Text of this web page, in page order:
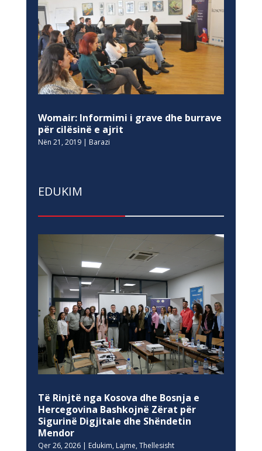
Womair: Informimi i grave dhe burrave
për cilësinë e ajrit
Nën 21, 2019| Barazi
EDUKIM
Të Rinjtë nga Kosova dhe Bosnja e
Hercegovina Bashkojnë Zërat për
Sigurinë Digjitale dhe Shëndetin
Mendor
Qer 26, 2026| Edukim, Lajme, Thellesisht